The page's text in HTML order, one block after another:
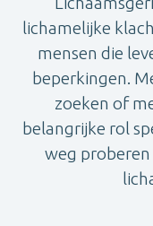
lichamelijke
mensen die
beperkingen.
zoeken of
belangrijke rol
weg